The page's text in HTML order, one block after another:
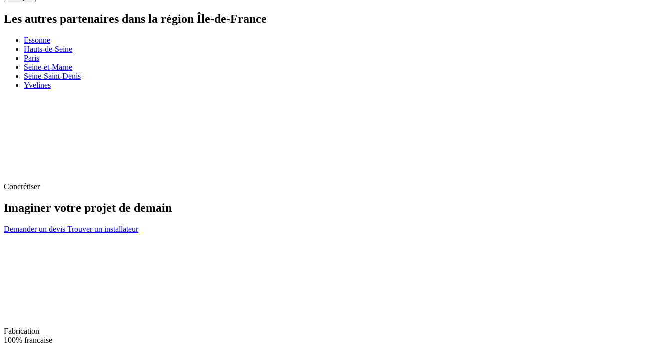
Les autres partenaires dans la région Île-de-France
Essonne
Hauts-de-Seine
Paris
Seine-et-Marne
Seine-Saint-Denis
Yvelines
Concrétiser
Imaginer votre projet de demain
Demander un devis Trouver un installateur
Fabrication
100% française